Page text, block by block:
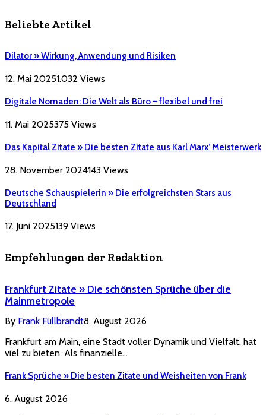
Beliebte Artikel
Dilator » Wirkung, Anwendung und Risiken
12. Mai 20251.032 Views
Digitale Nomaden: Die Welt als Büro – flexibel und frei
11. Mai 2025375 Views
Das Kapital Zitate » Die besten Zitate aus Karl Marx’ Meisterwerk
28. November 2024143 Views
Deutsche Schauspielerin » Die erfolgreichsten Stars aus
Deutschland
17. Juni 2025139 Views
Empfehlungen der Redaktion
Frankfurt Zitate » Die schönsten Sprüche über die
Mainmetropole
By Frank Füllbrandt8. August 2026
Frankfurt am Main, eine Stadt voller Dynamik und Vielfalt, hat
viel zu bieten. Als finanzielle…
Frank Sprüche » Die besten Zitate und Weisheiten von Frank
6. August 2026